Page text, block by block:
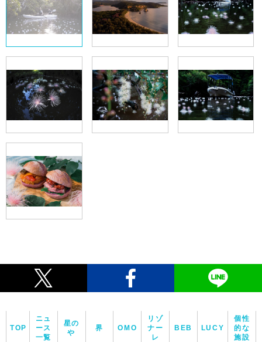
TOP
ニュ
ース
一覧
星の
や
界 OMO
リゾ
ナー
レ
BEB LUCY
個性
的な
施設